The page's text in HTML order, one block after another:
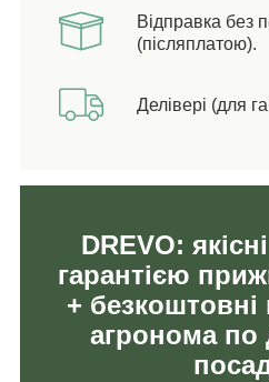
Відправка без
(післяплатою).
Делівері (для
DREVO:
гарантією
+ безкоштовні
агронома по